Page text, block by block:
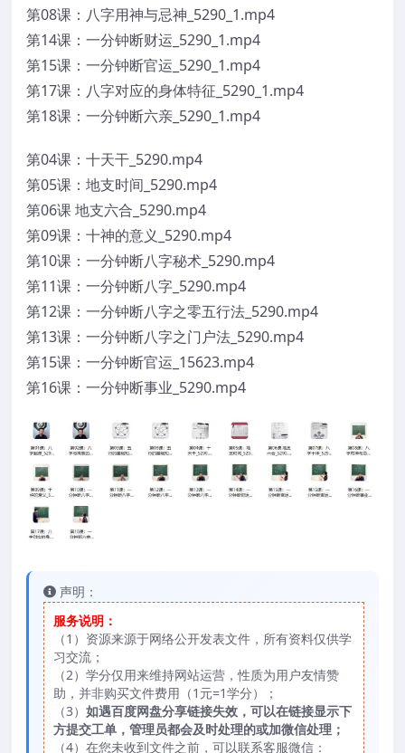
第08课：八字用神与忌神_5290_1.mp4
第14课：一分钟断财运_5290_1.mp4
第15课：一分钟断官运_5290_1.mp4
第17课：八字对应的身体特征_5290_1.mp4
第18课：一分钟断六亲_5290_1.mp4
第04课：十天干_5290.mp4
第05课：地支时间_5290.mp4
第06课 地支六合_5290.mp4
第09课：十神的意义_5290.mp4
第10课：一分钟断八字秘术_5290.mp4
第11课：一分钟断八字_5290.mp4
第12课：一分钟断八字之零五行法_5290.mp4
第13课：一分钟断八字之门户法_5290.mp4
第15课：一分钟断官运_15623.mp4
第16课：一分钟断事业_5290.mp4
声明：
服务说明：
（1）资源来源于网络公开发表文件，所有资料仅供学
习交流；
（2）学分仅用来维持网站运营，性质为用户友情赞
助，并非购买文件费用（1元=1学分）；
（3） 如遇百度网盘分享链接失效，可以在链接显示下
方提交工单，管理员都会及时处理的或加微信处理；
（4）在您未收到文件之前，可以联系客服微信：